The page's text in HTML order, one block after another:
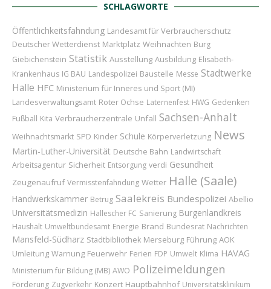
SCHLAGWORTE
Öffentlichkeitsfahndung Landesamt für Verbraucherschutz
Deutscher Wetterdienst Marktplatz Weihnachten Burg
Giebichenstein Statistik Ausstellung Ausbildung Elisabeth-
Krankenhaus IG BAU Landespolizei Baustelle Messe Stadtwerke
Halle HFC Ministerium für Inneres und Sport (MI)
Landesverwaltungsamt Roter Ochse Laternenfest HWG Gedenken
Fußball Kita Verbraucherzentrale Unfall Sachsen-Anhalt
Weihnachtsmarkt SPD Kinder Schule Körperverletzung News
Martin-Luther-Universität Deutsche Bahn Landwirtschaft
Arbeitsagentur Sicherheit Entsorgung verdi Gesundheit
Zeugenaufruf Vermisstenfahndung Wetter Halle (Saale)
Handwerkskammer Betrug Saalekreis Bundespolizei Abellio
Universitätsmedizin Hallescher FC Sanierung Burgenlandkreis
Haushalt Umweltbundesamt Energie Brand Bundesrat Nachrichten
Mansfeld-Südharz Stadtbibliothek Merseburg Führung AOK
Umleitung Warnung Feuerwehr Ferien FDP Umwelt Klima HAVAG
Ministerium für Bildung (MB) AWO Polizeimeldungen
Förderung Zugverkehr Konzert Hauptbahnhof Universitätsklinikum